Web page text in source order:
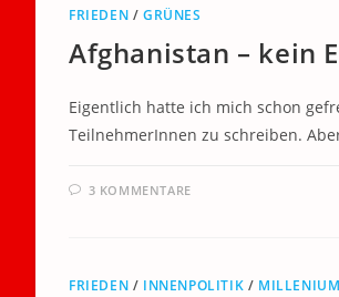
FRIEDEN /GRÜNES
Afghanistan – kein
Eigentlich hatte ich mich schon
TeilnehmerInnen zu schreiben.
3 KOMMENTARE
FRIEDEN / INNENPOLITIK /